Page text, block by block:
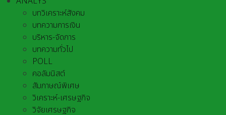
บทวิเคราะห์สังคม
บทความการเงิน
บริหาร-จัดการ
บทความทั่วไป
POLL
คอลัมนิสต์
สัมภาษณ์พิเศษ
วิเคราะห์-เศรษฐกิจ
วิจัยเศรษฐกิจ